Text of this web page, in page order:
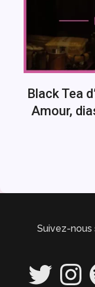
Black Tea
Amour,
Suivez-nous
Twitter Instagram